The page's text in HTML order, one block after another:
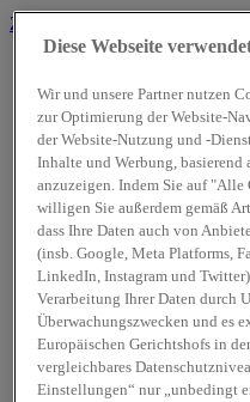
Zur Startseite
Diese Webseite
Wir und unsere Partner nutzen
zur Optimierung der Website-
der Website-Nutzung und -
Inhalte und Werbung,
anzuzeigen. Indem Sie auf
willigen Sie außerdem gemäß
dass Ihre Daten auch von
(insb. Google, Meta Platforms,
LinkedIn, Instagram und
Verarbeitung Ihrer Daten durch
Überwachungszwecken und es
Europäischen Gerichtshofs in
vergleichbares
Einstellungen“ nur „unbedingt